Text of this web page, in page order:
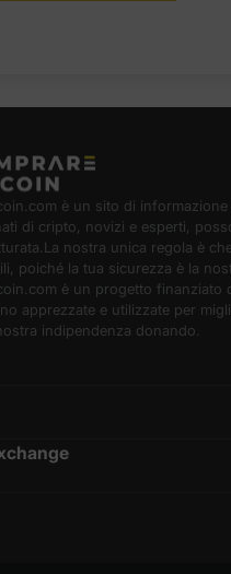
è un sito di
di cripto, novizi e esperti,
nostra unica regola è
poiché la tua sicurezza è la
è un progetto finanziato
apprezzate e utilizzate per
indipendenza donando.
Recensione